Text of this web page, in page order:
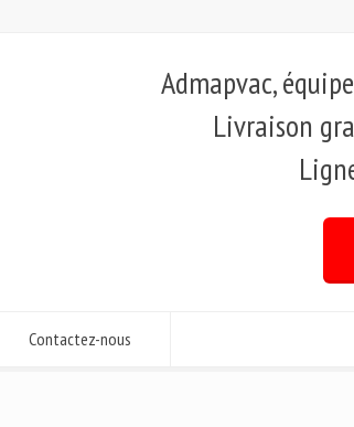
Admapvac,
Livraison
Contactez-nous